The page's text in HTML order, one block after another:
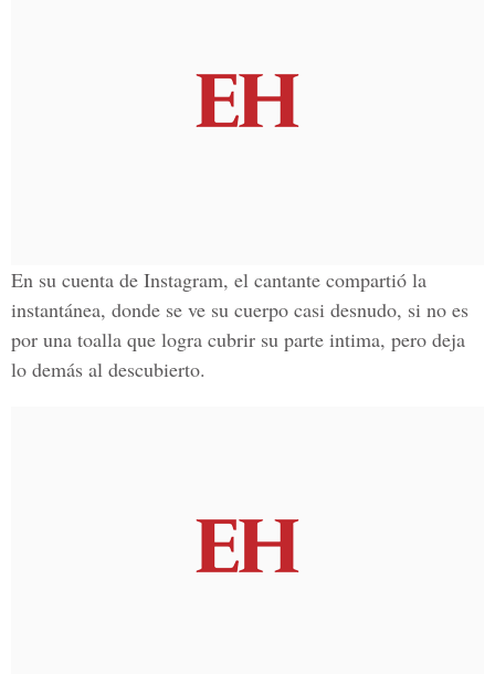
En su cuenta de Instagram, el cantante compartió la
instantánea, donde se ve su cuerpo casi desnudo, si no es
por una toalla que logra cubrir su parte intima, pero deja
lo demás al descubierto.